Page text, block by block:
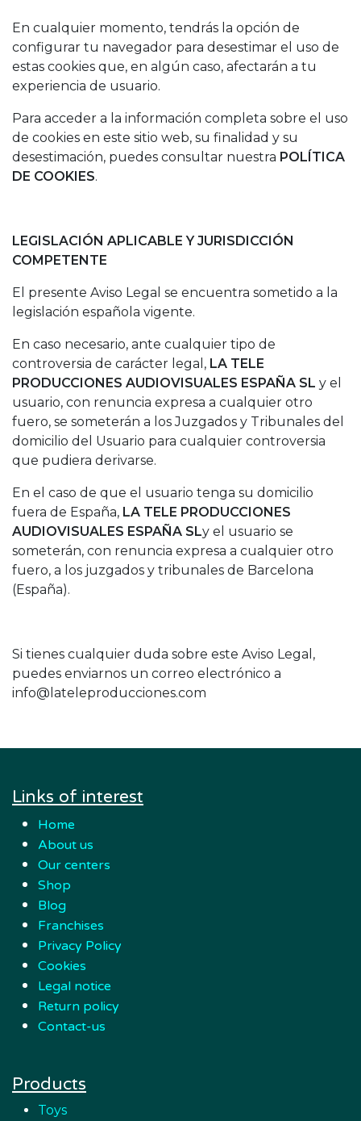
En cualquier momento, tendrás la opción de
configurar tu navegador para desestimar el uso de
estas cookies que, en algún caso, afectarán a tu
experiencia de usuario.
Para acceder a la información completa sobre el uso
de cookies en este sitio web, su finalidad y su
desestimación, puedes consultar nuestra POLÍTICA
DE COOKIES.
LEGISLACIÓN APLICABLE Y JURISDICCIÓN
COMPETENTE
El presente Aviso Legal se encuentra sometido a la
legislación española vigente.
En caso necesario, ante cualquier tipo de
controversia de carácter legal, LA TELE
PRODUCCIONES AUDIOVISUALES ESPAÑA SL y el
usuario, con renuncia expresa a cualquier otro
fuero, se someterán a los Juzgados y Tribunales del
domicilio del Usuario para cualquier controversia
que pudiera derivarse.
En el caso de que el usuario tenga su domicilio
fuera de España, LA TELE PRODUCCIONES
AUDIOVISUALES ESPAÑA SLy el usuario se
someterán, con renuncia expresa a cualquier otro
fuero, a los juzgados y tribunales de Barcelona
(España).
Si tienes cualquier duda sobre este Aviso Legal,
puedes enviarnos un correo electrónico a
info@lateleproducciones.com
Links of interest
Home
About us
Our centers
Shop
Blog
Franchises
Privacy Policy
Cookies
Legal notice
Return policy
Contact-us
Products
Toys